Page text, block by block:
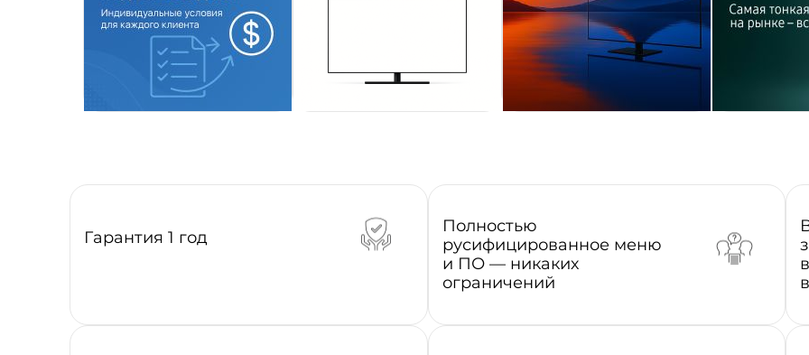
Гарантия 1 год
Полностью
русифицированное меню
и ПО — никаких
ограничений